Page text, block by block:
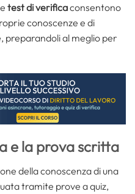
e test di verificaconsentono
conoscenze e di
al meglio per
e la prova scritta
della conoscenza di una
tramite prove a quiz,